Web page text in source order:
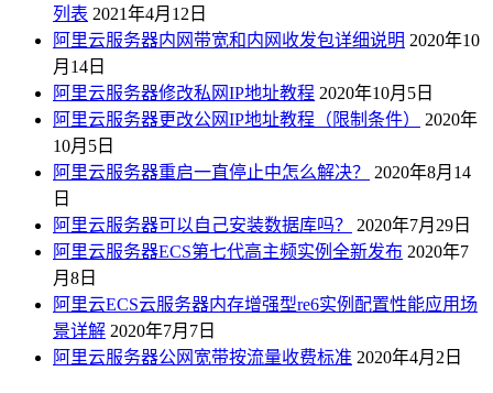
列表 2021年4月12日
阿里云服务器内网带宽和内网收发包详细说明 2020年10
月14日
阿里云服务器修改私网IP地址教程 2020年10月5日
阿里云服务器更改公网IP地址教程（限制条件）
2020年
10月5日
阿里云服务器重启一直停止中怎么解决？
2020年8月14
日
阿里云服务器可以自己安装数据库吗？
2020年7月29日
阿里云服务器ECS第七代高主频实例全新发布 2020年7
月8日
阿里云ECS云服务器内存增强型re6实例配置性能应用场
景详解 2020年7月7日
阿里云服务器公网宽带按流量收费标准 2020年4月2日